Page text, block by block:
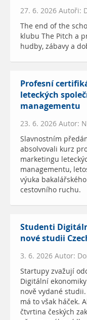
27. 6. 2026 Autoři:
The end of the
klubu The Pitch a
hudby, zábavy a
Profesní
leteckých
managementu
23. 6. 2026 Autor:
Slavnostním
absolvovali kurz
marketingu
managementu,
výuka
cestovního ruchu.
Studenti
nové studii
3. 6. 2026 Autor:
Startupy zvažují
Digitální
nově vydané
má to však háček.
čtvrtina českých